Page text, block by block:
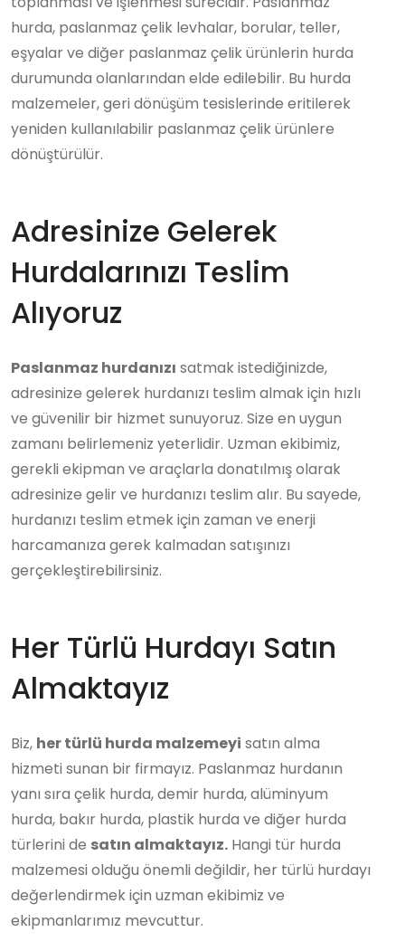
hurda, paslanmaz çelik levhalar, borular, teller,
eşyalar ve diğer paslanmaz çelik ürünlerin hurda
durumunda olanlarından elde edilebilir. Bu hurda
malzemeler, geri dönüşüm tesislerinde eritilerek
yeniden kullanılabilir paslanmaz çelik ürünlere
dönüştürülür.
Adresinize Gelerek
Hurdalarınızı Teslim
Alıyoruz
Paslanmaz hurdanızı satmak istediğinizde,
adresinize gelerek hurdanızı teslim almak için hızlı
ve güvenilir bir hizmet sunuyoruz. Size en uygun
zamanı belirlemeniz yeterlidir. Uzman ekibimiz,
gerekli ekipman ve araçlarla donatılmış olarak
adresinize gelir ve hurdanızı teslim alır. Bu sayede,
hurdanızı teslim etmek için zaman ve enerji
harcamanıza gerek kalmadan satışınızı
gerçekleştirebilirsiniz.
Her Türlü Hurdayı Satın
Almaktayız
Biz, her türlü hurda malzemeyi satın alma
hizmeti sunan bir firmayız. Paslanmaz hurdanın
yanı sıra çelik hurda, demir hurda, alüminyum
hurda, bakır hurda, plastik hurda ve diğer hurda
türlerini de satın almaktayız. Hangi tür hurda
malzemesi olduğu önemli değildir, her türlü hurdayı
değerlendirmek için uzman ekibimiz ve
ekipmanlarımız mevcuttur.